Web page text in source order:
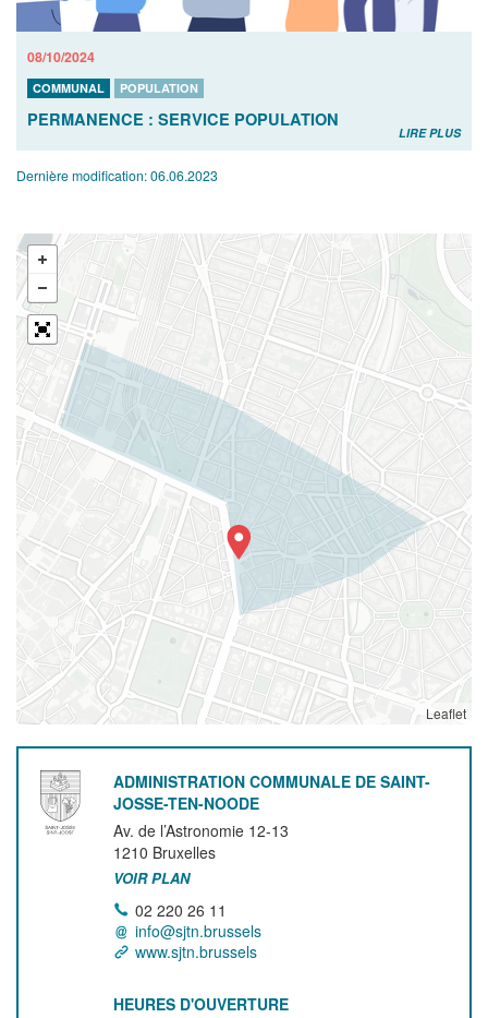
08/10/2024
COMMUNAL POPULATION
PERMANENCE : SERVICE POPULATION
LIRE PLUS
Dernière modification:06.06.2023
Leaflet
ADMINISTRATION COMMUNALE DE SAINT-
JOSSE-TEN-NOODE
Av. de l’Astronomie 12-13
1210 Bruxelles
VOIR PLAN
02 220 26 11
info@sjtn.brussels
www.sjtn.brussels
HEURES D'OUVERTURE